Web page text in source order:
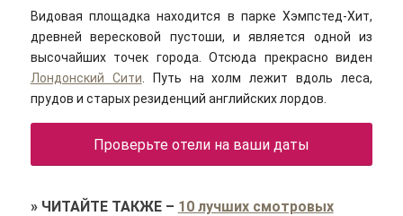
Видовая площадка находится в парке Хэмпстед-Хит,
древней вересковой пустоши, и является одной из
высочайших точек города. Отсюда прекрасно виден
Лондонский Сити . Путь на холм лежит вдоль леса,
прудов и старых резиденций английских лордов.
Проверьте отели на ваши даты
» ЧИТАЙТЕ ТАКЖЕ– 10 лучших смотровых